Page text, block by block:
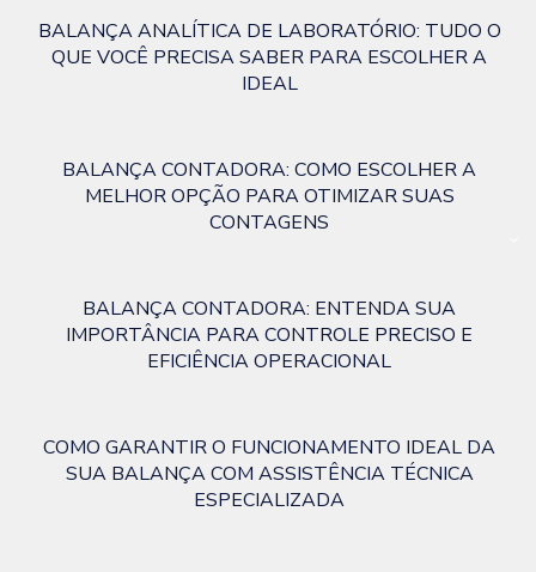
BALANÇA ANALÍTICA DE LABORATÓRIO: TUDO O
QUE VOCÊ PRECISA SABER PARA ESCOLHER A
IDEAL
BALANÇA CONTADORA: COMO ESCOLHER A
MELHOR OPÇÃO PARA OTIMIZAR SUAS
CONTAGENS
BALANÇA CONTADORA: ENTENDA SUA
IMPORTÂNCIA PARA CONTROLE PRECISO E
EFICIÊNCIA OPERACIONAL
COMO GARANTIR O FUNCIONAMENTO IDEAL DA
SUA BALANÇA COM ASSISTÊNCIA TÉCNICA
ESPECIALIZADA